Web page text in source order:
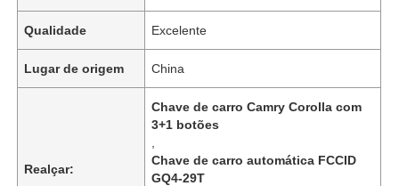
Qualidade Excelente
Lugar de origem China
Realçar:
Chave de carro Camry Corolla com
3+1 botões
Chave de carro automática FCCID
GQ4-29T